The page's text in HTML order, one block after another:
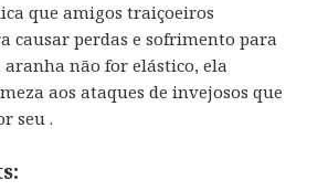
que amigos traiçoeiros
causar perdas e sofrimento para
aranha não for elástico, ela
aos ataques de invejosos que
seu .